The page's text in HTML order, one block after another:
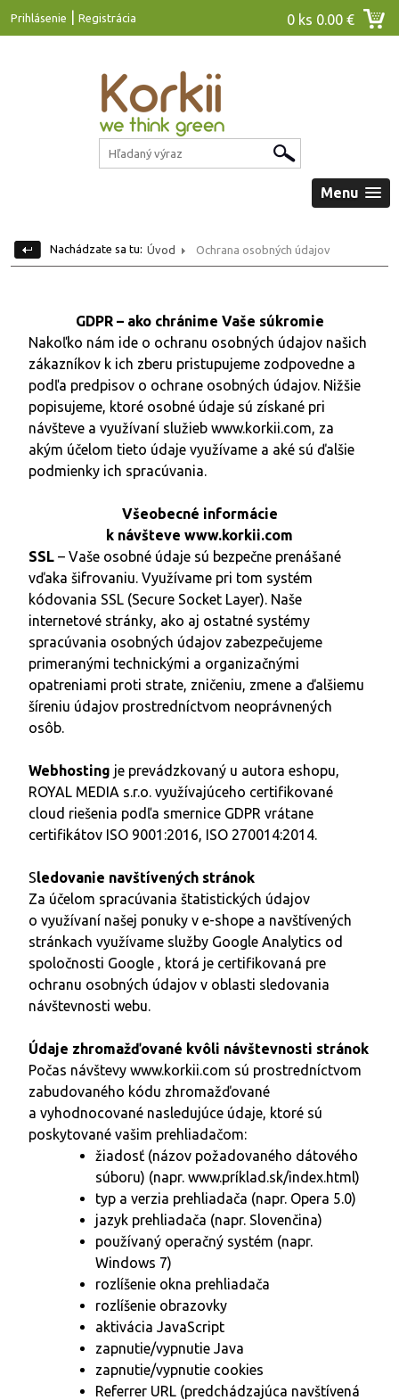
Prihlásenie Registrácia 0 ks 0.00 €
Menu
Nachádzate sa tu: Úvod Ochrana osobných údajov
GDPR – ako chránime Vaše súkromie
Nakoľko nám ide o ochranu osobných údajov našich
zákazníkov k ich zberu pristupujeme zodpovedne a
podľa predpisov o ochrane osobných údajov. Nižšie
popisujeme, ktoré osobné údaje sú získané pri
návšteve a využívaní služieb www.korkii.com, za
akým účelom tieto údaje využívame a aké sú ďalšie
podmienky ich spracúvania.
Všeobecné informácie
k návšteve www.korkii.com
SSL – Vaše osobné údaje sú bezpečne prenášané
vďaka šifrovaniu. Využívame pri tom systém
kódovania SSL (Secure Socket Layer). Naše
internetové stránky, ako aj ostatné systémy
spracúvania osobných údajov zabezpečujeme
primeranými technickými a organizačnými
opatreniami proti strate, zničeniu, zmene a ďalšiemu
šíreniu údajov prostredníctvom neoprávnených
osôb.
Webhosting je prevádzkovaný u autora eshopu,
ROYAL MEDIA s.r.o. využívajúceho certifikované
cloud riešenia podľa smernice GDPR vrátane
certifikátov ISO 9001:2016, ISO 270014:2014.
Sledovanie navštívených stránok
Za účelom spracúvania štatistických údajov
o využívaní našej ponuky v e-shope a navštívených
stránkach využívame služby Google Analytics od
spoločnosti Google , ktorá je certifikovaná pre
ochranu osobných údajov v oblasti sledovania
návštevnosti webu.
Údaje zhromažďované kvôli návštevnosti stránok
Počas návštevy www.korkii.com sú prostredníctvom
zabudovaného kódu zhromažďované
a vyhodnocované nasledujúce údaje, ktoré sú
poskytované vašim prehliadačom:
žiadosť (názov požadovaného dátového
súboru) (napr. www.príklad.sk/index.html)
typ a verzia prehliadača (napr. Opera 5.0)
jazyk prehliadača (napr. Slovenčina)
používaný operačný systém (napr.
Windows 7)
rozlíšenie okna prehliadača
rozlíšenie obrazovky
aktivácia JavaScript
zapnutie/vypnutie Java
zapnutie/vypnutie cookies
Referrer URL (predchádzajúca navštívená